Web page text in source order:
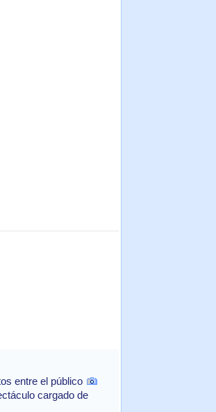
entre el público
cargado de